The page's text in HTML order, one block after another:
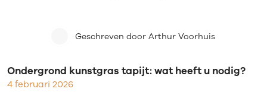
Geschreven door Arthur Voorhuis
Ondergrond kunstgras tapijt: wat heeft u nodig?
4 februari 2026